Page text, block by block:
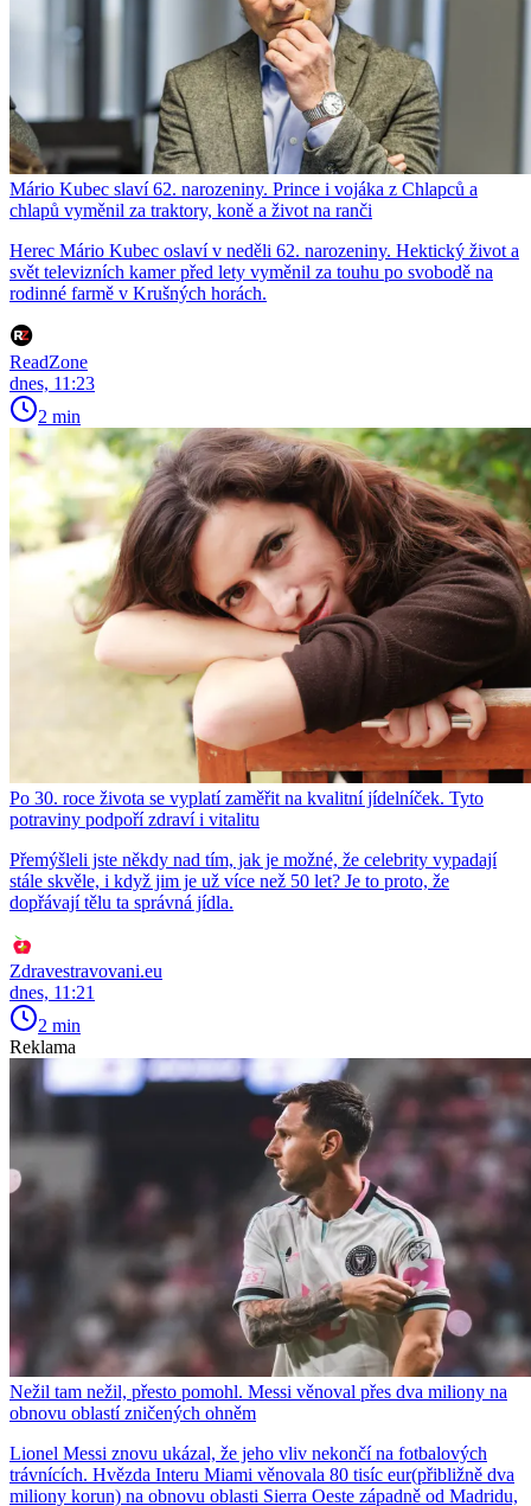
Mário Kubec slaví 62. narozeniny. Prince i vojáka z Chlapců a
chlapů vyměnil za traktory, koně a život na ranči
Herec Mário Kubec oslaví v neděli 62. narozeniny. Hektický život a
svět televizních kamer před lety vyměnil za touhu po svobodě na
rodinné farmě v Krušných horách.
ReadZone
dnes, 11:23
2 min
Po 30. roce života se vyplatí zaměřit na kvalitní jídelníček. Tyto
potraviny podpoří zdraví i vitalitu
Přemýšleli jste někdy nad tím, jak je možné, že celebrity vypadají
stále skvěle, i když jim je už více než 50 let? Je to proto, že
dopřávají tělu ta správná jídla.
Zdravestravovani.eu
dnes, 11:21
2 min
Reklama
Nežil tam nežil, přesto pomohl. Messi věnoval přes dva miliony na
obnovu oblastí zničených ohněm
Lionel Messi znovu ukázal, že jeho vliv nekončí na fotbalových
trávnících. Hvězda Interu Miami věnovala 80 tisíc eur(přibližně dva
miliony korun) na obnovu oblasti Sierra Oeste západně od Madridu,